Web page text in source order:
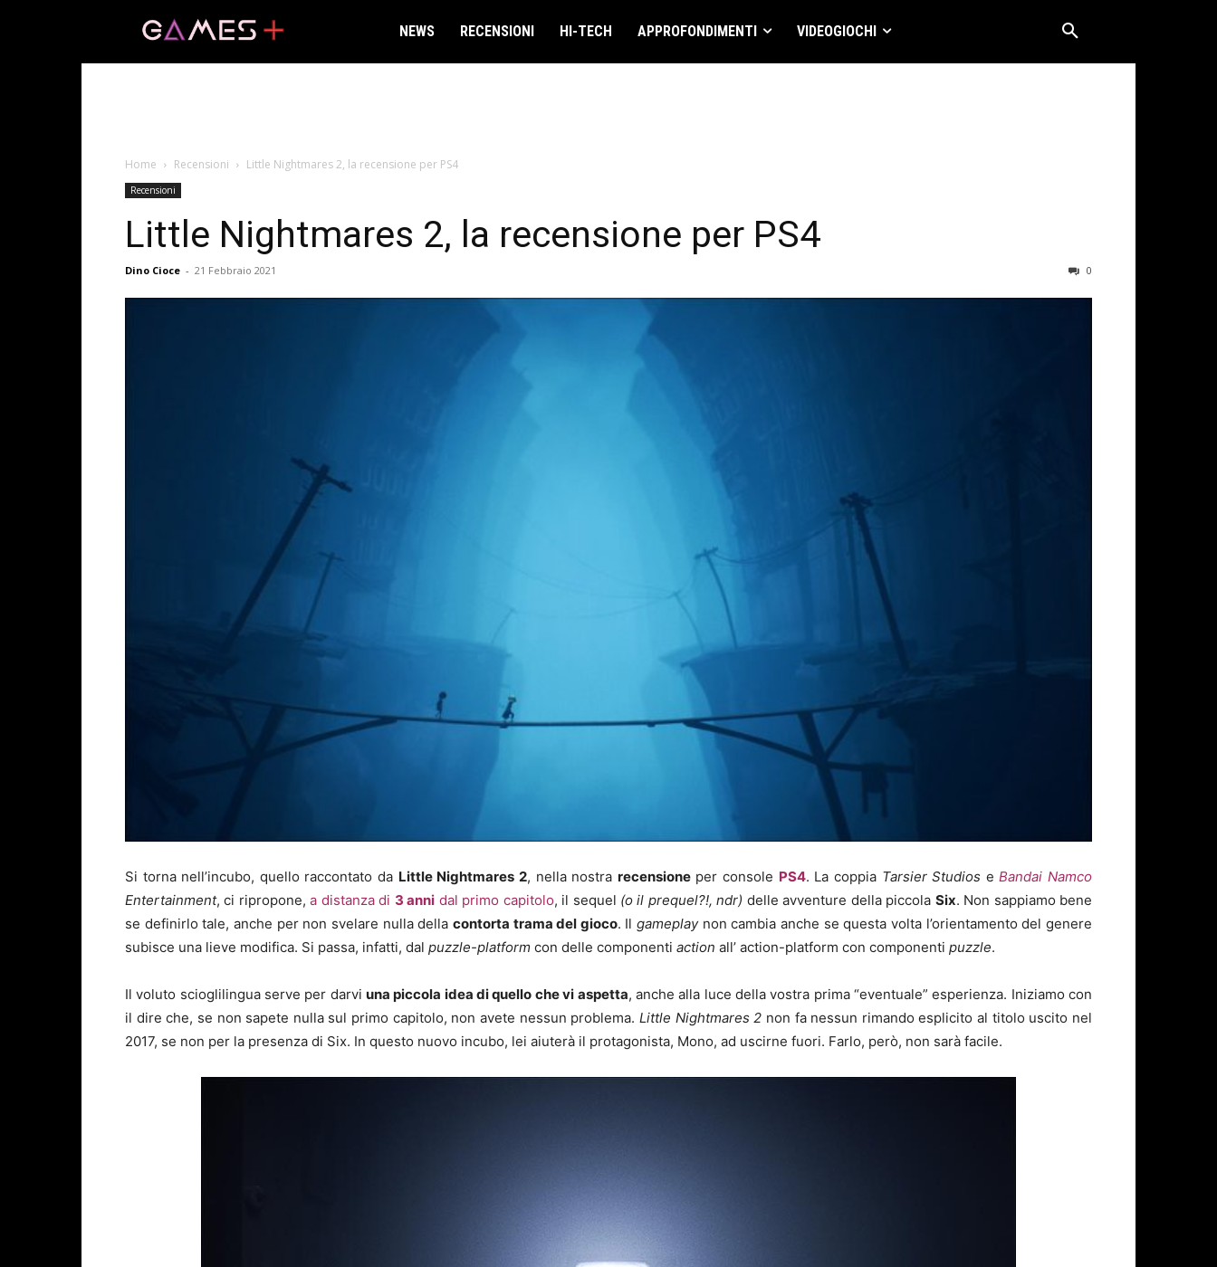
NEWS RECENSIONI HI-TECH APPROFONDIMENTI VIDEOGIOCHI
Home Recensioni Little Nightmares 2, la recensione per PS4
Recensioni
Little Nightmares 2, la recensione per PS4
Dino Cioce - 21 Febbraio 2021 0
Si torna nell’incubo, quello raccontato da Little Nightmares 2, nella nostra recensioneper console PS4. La coppia Tarsier Studios eBandai Namco
Entertainment, ci ripropone,a distanza di 3 anni dal primo capitolo, il sequel (o il prequel?!, ndr) delle avventure della piccola Six. Non sappiamo bene
se definirlo tale, anche per non svelare nulla della contorta trama del gioco. Ilgameplaynon cambia anche se questa volta l’orientamento del genere
subisce una lieve modifica. Si passa, infatti, dal puzzle-platform con delle componenti action all’ action-platform con componenti puzzle.
Il voluto scioglilingua serve per darviuna piccola idea di quello che vi aspetta, anche alla luce della vostra prima “eventuale” esperienza. Iniziamo con
il dire che, se non sapete nulla sul primo capitolo, non avete nessun problema. Little Nightmares 2 non fa nessun rimando esplicito al titolo uscito nel
2017, se non per la presenza di Six. In questo nuovo incubo, lei aiuterà il protagonista, Mono, ad uscirne fuori. Farlo, però, non sarà facile.